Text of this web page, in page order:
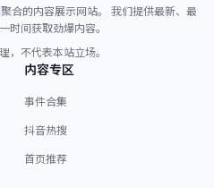
合的内容展示网站。 我们提供最新、最
时间获取劲爆内容。
，不代表本站立场。
内容专区
事件合集
抖音热搜
首页推荐